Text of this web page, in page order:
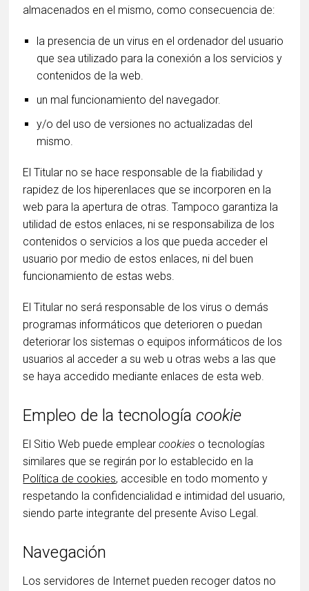
almacenados en el mismo, como consecuencia de:
la presencia de un virus en el ordenador del usuario
que sea utilizado para la conexión a los servicios y
contenidos de la web.
un mal funcionamiento del navegador.
y/o del uso de versiones no actualizadas del
mismo.
El Titular no se hace responsable de la fiabilidad y
rapidez de los hiperenlaces que se incorporen en la
web para la apertura de otras. Tampoco garantiza la
utilidad de estos enlaces, ni se responsabiliza de los
contenidos o servicios a los que pueda acceder el
usuario por medio de estos enlaces, ni del buen
funcionamiento de estas webs.
El Titular no será responsable de los virus o demás
programas informáticos que deterioren o puedan
deteriorar los sistemas o equipos informáticos de los
usuarios al acceder a su web u otras webs a las que
se haya accedido mediante enlaces de esta web.
Empleo de la tecnologíacookie
El Sitio Web puede emplearcookies o tecnologías
similares que se regirán por lo establecido en la
Política de cookies, accesible en todo momento y
respetando la confidencialidad e intimidad del usuario,
siendo parte integrante del presente Aviso Legal.
Navegación
Los servidores de Internet pueden recoger datos no